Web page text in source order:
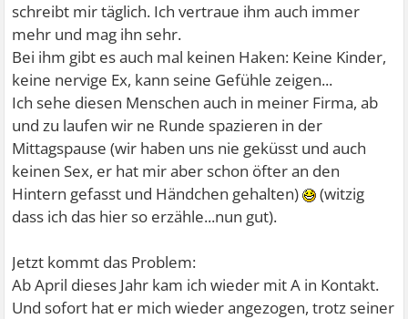
schreibt mir täglich. Ich vertraue ihm auch immer
mehr und mag ihn sehr.
Bei ihm gibt es auch mal keinen Haken: Keine Kinder,
keine nervige Ex, kann seine Gefühle zeigen...
Ich sehe diesen Menschen auch in meiner Firma, ab
und zu laufen wir ne Runde spazieren in der
Mittagspause (wir haben uns nie geküsst und auch
keinen Sex, er hat mir aber schon öfter an den
Hintern gefasst und Händchen gehalten)
(witzig
dass ich das hier so erzähle...nun gut).
Jetzt kommt das Problem:
Ab April dieses Jahr kam ich wieder mit A in Kontakt.
Und sofort hat er mich wieder angezogen, trotz seiner